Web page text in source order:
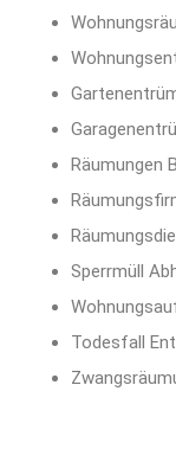
Räumungen
Sperrmüll
Todesfall